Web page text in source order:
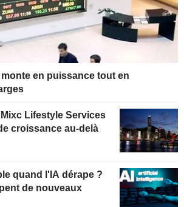
en puissance tout en
Lifestyle Services
croissance au-delà
quand l'IA dérape ?
de nouveaux